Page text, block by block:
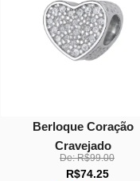
Berloque Coração
Cravejado
De:R$99.00
R$74.25